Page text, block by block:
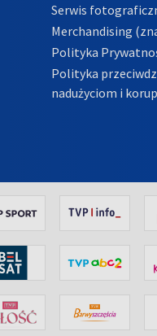
Serwis
Merchandising
Polityka
Polityka
nadużyciom i